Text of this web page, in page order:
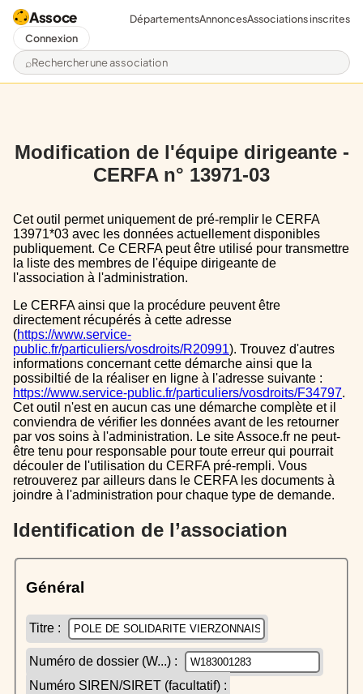
Assoce
Rechercher une association
DépartementsAnnoncesAssociations inscrites
Connexion
Modification de l'équipe dirigeante -
CERFA n° 13971-03
Cet outil permet uniquement de pré-remplir le CERFA
13971*03 avec les données actuellement disponibles
publiquement. Ce CERFA peut être utilisé pour transmettre
la liste des membres de l'équipe dirigeante de
l'association à l'administration.
Le CERFA ainsi que la procédure peuvent être
directement récupérés à cette adresse
(https://www.service-
public.fr/particuliers/vosdroits/R20991). Trouvez d'autres
informations concernant cette démarche ainsi que la
possibiltié de la réaliser en ligne à l'adresse suivante :
https://www.service-public.fr/particuliers/vosdroits/F34797.
Cet outil n'est en aucun cas une démarche complète et il
conviendra de vérifier les données avant de les retourner
par vos soins à l'administration. Le site Assoce.fr ne peut-
être tenu pour responsable pour toute erreur qui pourrait
découler de l'utilisation du CERFA pré-rempli. Vous
retrouverez par ailleurs dans le CERFA les documents à
joindre à l'administration pour chaque type de demande.
Identification de l’association
Général
Titre :
Numéro de dossier (W...) :
Numéro SIREN/SIRET (facultatif) :